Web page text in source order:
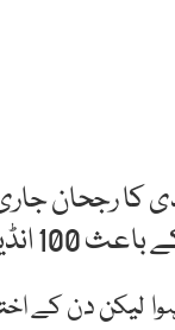
کا رجحان
گرگیا۔